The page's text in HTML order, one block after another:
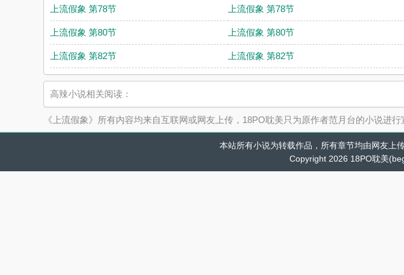
上流假象 第78节 上流假象 第78节
上流假象 第80节 上流假象 第80节
上流假象 第82节 上流假象 第82节
高辣小说相关阅读：
《上流假象》所有内容均来自互联网或网友上传，18PO耽美只为原作者范月台的小说进
本站所有小说为转载作品，所有章节均由网友上
Copyright 2026 18PO耽美